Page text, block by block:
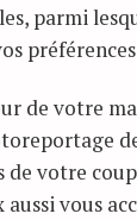
parmi
de votre
de votre
aussi vous